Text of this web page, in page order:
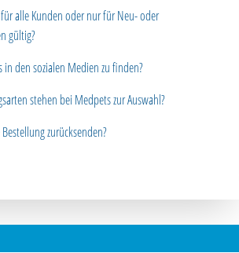
alle Kunden oder nur für Neu- oder
gültig?
den sozialen Medien zu finden?
stehen bei Medpets zur Auswahl?
zurücksenden?